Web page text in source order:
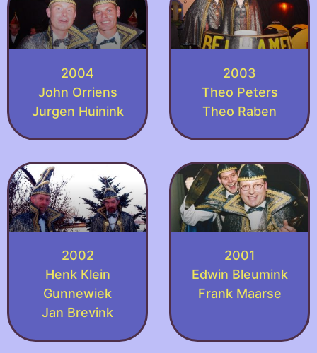
2004
John Orriens
Jurgen Huinink
2003
Theo Peters
Theo Raben
2002
Henk Klein
Gunnewiek
Jan Brevink
2001
Edwin Bleumink
Frank Maarse